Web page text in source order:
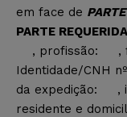
em face de
PARTE
, profissão:
,
Identidade/CNH
da expedição:
,
residente e